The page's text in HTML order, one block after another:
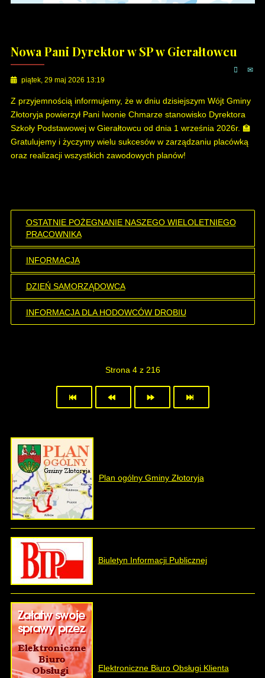
Nowa Pani Dyrektor w SP w Gierałtowcu
piątek, 29 maj 2026 13:19
Z przyjemnością informujemy, że w dniu dzisiejszym Wójt Gminy
Złotoryja powierzył Pani Iwonie Chmarze stanowisko Dyrektora
Szkoły Podstawowej w Gierałtowcu od dnia 1 września 2026r. 🏫
Gratulujemy i życzymy wielu sukcesów w zarządzaniu placówką
oraz realizacji wszystkich zawodowych planów!
OSTATNIE POŻEGNANIE NASZEGO WIELOLETNIEGO
PRACOWNIKA
INFORMACJA
DZIEŃ SAMORZĄDOWCA
INFORMACJA DLA HODOWCÓW DROBIU
Strona 4 z 216
Plan ogólny Gminy Złotoryja
Biuletyn Informacji Publicznej
Elektroniczne Biuro Obsługi Klienta